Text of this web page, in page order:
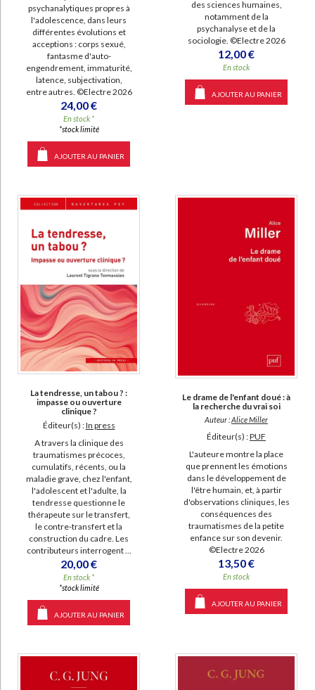
psychanalytiques propres à
l'adolescence, dans leurs
différentes évolutions et
acceptions : corps sexué,
fantasme d'auto-
engendrement, immaturité,
latence, subjectivation,
entre autres. ©Electre 2026
24,00 €
En stock *
*stock limité
AJOUTER AU PANIER
des sciences humaines,
notamment de la
psychanalyse et de la
sociologie. ©Electre 2026
12,00 €
En stock
AJOUTER AU PANIER
La tendresse, un tabou ? :
impasse ou ouverture
clinique ?
Éditeur(s) :In press
A travers la clinique des
traumatismes précoces,
cumulatifs, récents, ou la
maladie grave, chez l'enfant,
l'adolescent et l'adulte, la
tendresse questionne le
thérapeute sur le transfert,
le contre-transfert et la
construction du cadre. Les
contributeurs interrogent ...
20,00 €
En stock *
*stock limité
AJOUTER AU PANIER
Le drame de l'enfant doué : à
la recherche du vrai soi
Auteur :Alice Miller
Éditeur(s) :PUF
L'auteure montre la place
que prennent les émotions
dans le développement de
l'être humain, et, à partir
d'observations cliniques, les
conséquences des
traumatismes de la petite
enfance sur son devenir.
©Electre 2026
13,50 €
En stock
AJOUTER AU PANIER